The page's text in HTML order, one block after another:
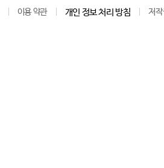
이용 약관 개인 정보 처리 방침 저